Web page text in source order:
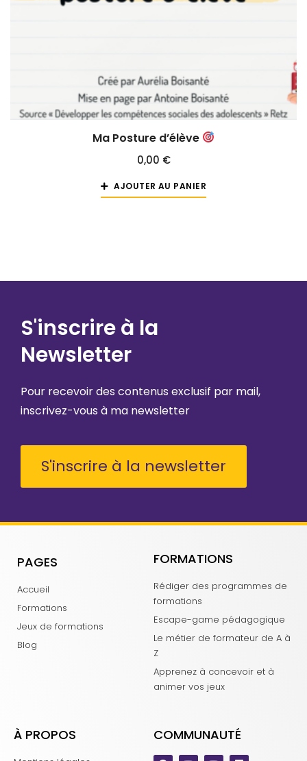
Ma Posture d’élève
0,00 €
AJOUTER AU PANIER
S'inscrire à la
Newsletter
Pour recevoir des contenus exclusif par mail,
inscrivez-vous à ma newsletter
S'inscrire à la newsletter
PAGES
Accueil
Formations
Jeux de formations
Blog
FORMATIONS
Rédiger des programmes de
formations
Escape-game pédagogique
Le métier de formateur de A à
Z
Apprenez à concevoir et à
animer vos jeux
À PROPOS COMMUNAUTÉ